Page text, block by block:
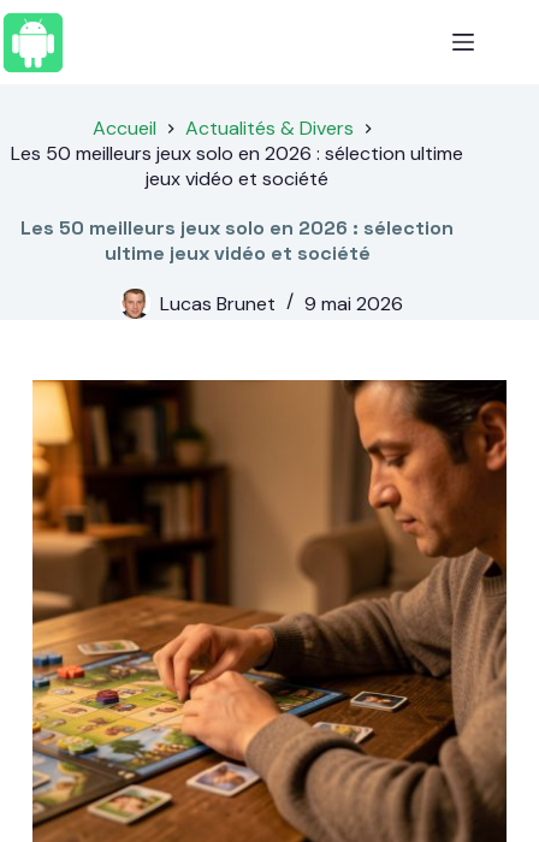
Passer
au
contenu
Accueil
Actualités & Divers
Les 50 meilleurs jeux solo en 2026 : sélection ultime
jeux vidéo et société
Les 50 meilleurs jeux solo en 2026 : sélection
ultime jeux vidéo et société
Lucas Brunet
9 mai 2026